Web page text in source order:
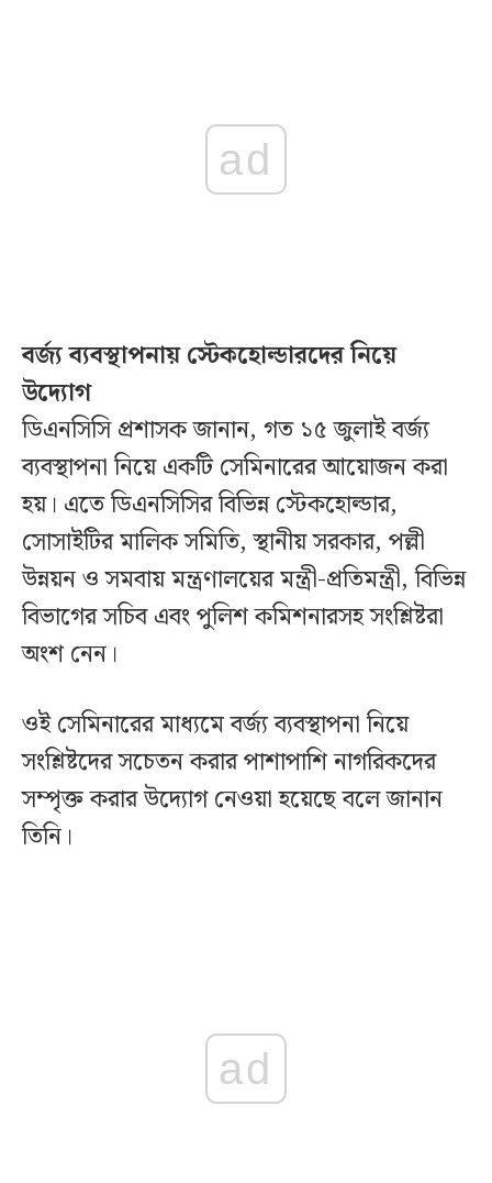
ad
বর্জ্য ব্যবস্থাপনায় স্টেকহোল্ডারদের নিয়ে
উদ্যোগ
ডিএনসিসি প্রশাসক জানান, গত ১৫ জুলাই বর্জ্য
ব্যবস্থাপনা নিয়ে একটি সেমিনারের আয়োজন করা
হয়। এতে ডিএনসিসির বিভিন্ন স্টেকহোল্ডার,
সোসাইটির মালিক সমিতি, স্থানীয় সরকার, পল্লী
উন্নয়ন ও সমবায় মন্ত্রণালয়ের মন্ত্রী-প্রতিমন্ত্রী, বিভিন্ন
বিভাগের সচিব এবং পুলিশ কমিশনারসহ সংশ্লিষ্টরা
অংশ নেন।
ওই সেমিনারের মাধ্যমে বর্জ্য ব্যবস্থাপনা নিয়ে
সংশ্লিষ্টদের সচেতন করার পাশাপাশি নাগরিকদের
সম্পৃক্ত করার উদ্যোগ নেওয়া হয়েছে বলে জানান
তিনি।
ad